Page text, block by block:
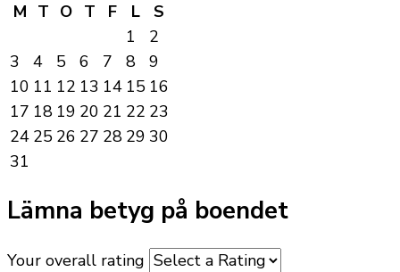
M T O T F L
S
1
2
3
4 5 6 7 8
9
10 11 12 13 14 15 16
17 18 19 20 21 22 23
24 25 26 27 28 29 30
31
Lämna betyg på boendet
Your overall rating